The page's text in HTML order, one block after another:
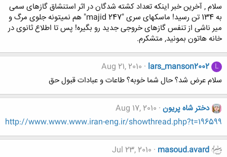
سلام , آخرین خبر اینکه تعداد کشته شدگان در اثر استنشاق گازهای سمی
به 134 تن رسید! ماسکهای سری "majid 247" هم نمیتونه جلوی مرگ و
میر ناشی از تنفس گازهای خروجی جدید رو بگیره! پس تا اطلاع ثانوی در
خانه هاتون بمونید, متشکرم.
L
lars_manson2002
Aug 21, 2010
سلام عرض شد؟ حال شما خوبه؟ طاعات و عبادات قبول حق
دختر شاه پریون Aug 17, 2010
http://www.www.www.iran-eng.ir/showthread.php?t=196599
masoud.avard
Jul 23, 2010